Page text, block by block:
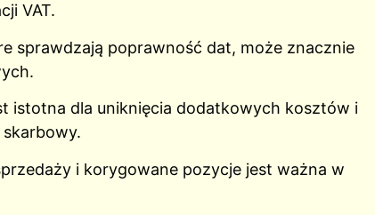
VAT.
sprawdzają poprawność dat, może znacznie
istotna dla uniknięcia dodatkowych kosztów i
skarbowy.
i korygowane pozycje jest ważna w